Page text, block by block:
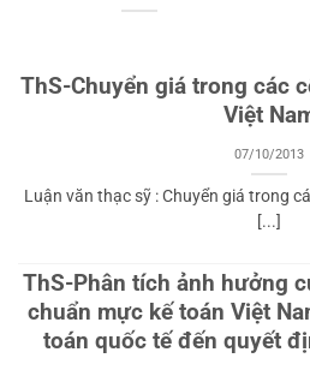
ThS-Chuyển giá trong các
Việt
07/10/2013
Luận văn thạc sỹ : Chuyển giá trong
[...]
ThS-Phân tích ảnh hưởng
chuẩn mực kế toán Việt
toán quốc tế đến quyết